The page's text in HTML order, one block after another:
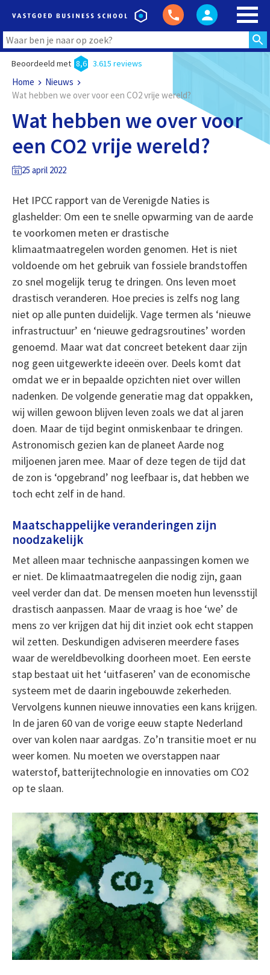
Beoordeeld met 8,6 3.615 reviews
Home
Nieuws
Wat hebben we over voor een CO2 vrije wereld?
Wat hebben we over voor
een CO2 vrije wereld?
25 april 2022
Het IPCC rapport van de Verenigde Naties is
glashelder: Om een te snelle opwarming van de aarde
te voorkomen meten er drastische
klimaatmaatregelen worden genomen. Het is niet
voldoende om het gebruik van fossiele brandstoffen
zo snel mogelijk terug te dringen. Ons leven moet
drastisch veranderen. Hoe precies is zelfs nog lang
niet op alle punten duidelijk. Vage termen als ‘nieuwe
infrastructuur’ en ‘nieuwe gedragsroutines’ worden
genoemd. Maar wat dat concreet betekent daar zijn
nog geen uitgewerkte ideeën over. Deels komt dat
omdat we er in bepaalde opzichten niet over willen
nadenken. De volgende generatie mag dat oppakken,
wij willen gewoon blijven leven zoals we dat al jaren
doen. Maar de tijd begint onmiskenbaar te dringen.
Astronomisch gezien kan de planeet Aarde nog
miljoenen jaren mee. Maar of deze tegen de tijd dat
de zon is ‘opgebrand’ nog leefbaar is, dat hebben we
toch echt zelf in de hand.
Maatschappelijke veranderingen zijn
noodzakelijk
Met alleen maar technische aanpassingen komen we
er niet. De klimaatmaatregelen die nodig zijn, gaan
veel verder dan dat. De mensen moeten hun levensstijl
drastisch aanpassen. Maar de vraag is hoe ‘we’ de
mens zo ver krijgen dat hij dit inziet ook echt stappen
wil zetten. Deskundigen adviseren meerdere fases
waar de wereldbevolking doorheen moet. Een eerste
stap bestaat uit het ‘uitfaseren’ van de economische
systeem met de daarin ingebouwde zekerheden.
Vervolgens kunnen nieuwe innovaties een kans krijgen.
In de jaren 60 van de vorige eeuw stapte Nederland
over van kolen naar aardgas. Zo’n transitie moet er nu
weer komen. Nu moeten we overstappen naar
waterstof, batterijtechnologie en innovaties om CO2
op te slaan.